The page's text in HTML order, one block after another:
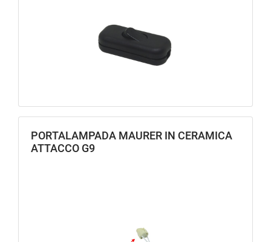
PORTALAMPADA MAURER IN CERAMICA
ATTACCO G9